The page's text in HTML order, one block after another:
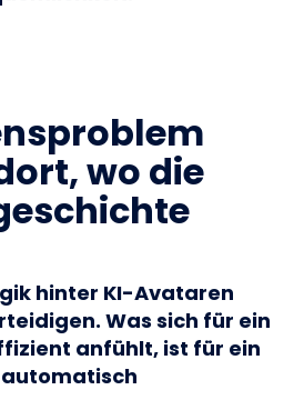
wo die
hinter KI-Avataren
Was sich für ein
anfühlt, ist für ein